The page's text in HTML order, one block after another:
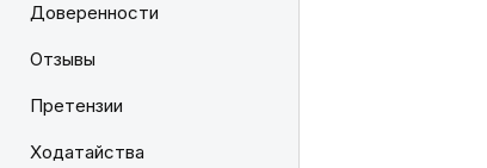
Доверенности
Отзывы
Претензии
Ходатайства